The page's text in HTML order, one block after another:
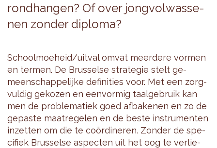
rond­han­gen? Of over jong­vol­was­se­
nen zon­der di­plo­ma?
School­moe­heid/uit­val omvat meer­de­re vor­men
en ter­men. De Brus­sel­se stra­te­gie stelt ge­
meen­schap­pe­lij­ke de­fi­ni­ties voor. Met een zorg­
vul­dig ge­ko­zen en een­vor­mig taal­ge­bruik kan
men de pro­ble­ma­tiek goed af­ba­ke­nen en zo de
ge­pas­te maat­re­ge­len en de beste in­stru­men­ten
in­zet­ten om die te coördi­ne­ren. Zon­der de spe­
ci­fiek Brus­sel­se as­pec­ten uit het oog te ver­lie­